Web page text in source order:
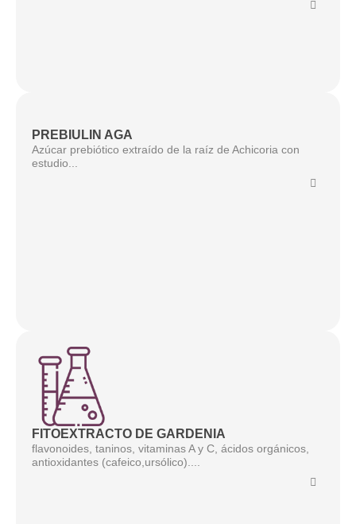
PREBIULIN AGA
Azúcar prebiótico extraído de la raíz de Achicoria con
estudio...
FITOEXTRACTO DE GARDENIA
flavonoides, taninos, vitaminas A y C, ácidos orgánicos,
antioxidantes (cafeico,ursólico)....